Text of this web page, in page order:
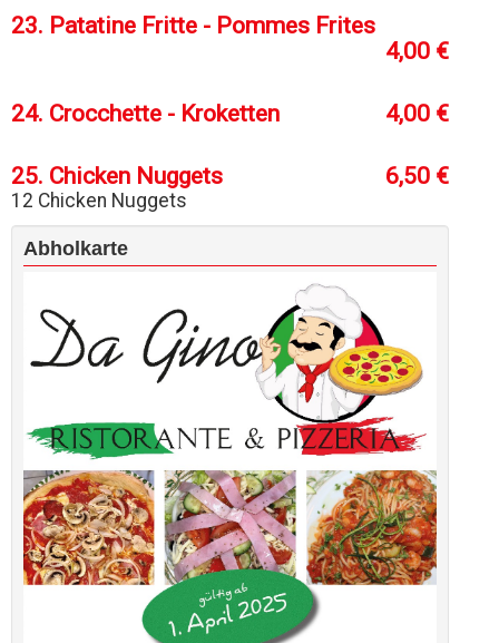
23. Patatine Fritte - Pommes Frites
4,00 €
24. Crocchette - Kroketten 4,00 €
25. Chicken Nuggets 6,50 €
12 Chicken Nuggets
Abholkarte